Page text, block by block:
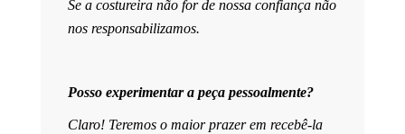
Se a costureira não for de nossa confiança não
nos responsabilizamos.
Posso experimentar a peça pessoalmente?
Claro! Teremos o maior prazer em recebê-la